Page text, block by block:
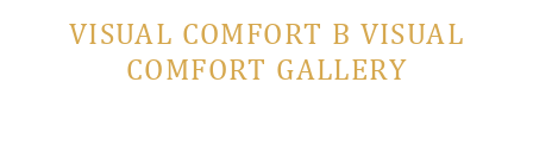
VISUAL COMFORT В VISUAL
COMFORT GALLERY